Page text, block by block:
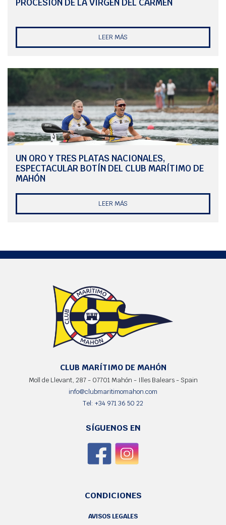
PROCESIÓN DE LA VIRGEN DEL CARMEN
LEER MÁS
UN ORO Y TRES PLATAS NACIONALES,
ESPECTACULAR BOTÍN DEL CLUB MARÍTIMO DE
MAHÓN
LEER MÁS
CLUB MARÍTIMO DE MAHÓN
Moll de Llevant, 287 - 07701 Mahón - Illes Balears - Spain
info@clubmaritimomahon.com
Tel: +34 971 36 50 22
SÍGUENOS EN
CONDICIONES
AVISOS LEGALES